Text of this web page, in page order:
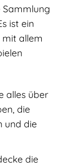
Sammlung
ist ein
allem
alles über
die
und die
die